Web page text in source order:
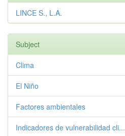
LINCE S., L.A.
Subject
Clima
El Niño
Factores ambientales
Indicadores de vulnerabilidad cli...